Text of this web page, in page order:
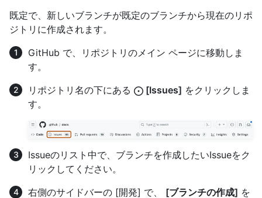
既定で、新しいブランチが既定のブランチから現在のリポ
ジトリに作成されます。
GitHub で、リポジトリのメイン ページに移動しま
す。
リポジトリ名の下にある
[Issues] をクリックしま
す。
Issueのリスト中で、ブランチを作成したいIssueをク
リックしてください。
右側のサイドバーの [開発] で、 [ブランチの作成] を